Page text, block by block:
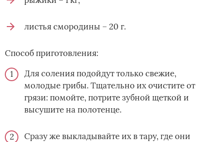
листья смородины – 20 г.
Способ приготовления:
Для соления подойдут только свежие,
молодые грибы. Тщательно их очистите от
грязи: помойте, потрите зубной щеткой и
высушите на полотенце.
Сразу же выкладывайте их в тару, где они